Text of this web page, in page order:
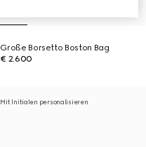
Große Borsetto Boston Bag
€ 2.600
Mit Initialen personalisieren